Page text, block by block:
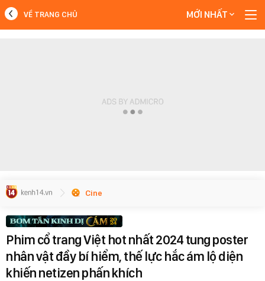
VỀ TRANG CHỦ MỚI NHẤT
Cine
Phim cổ trang Việt hot nhất 2024 tung poster
nhân vật đầy bí hiểm, thế lực hắc ám lộ diện
khiến netizen phấn khích